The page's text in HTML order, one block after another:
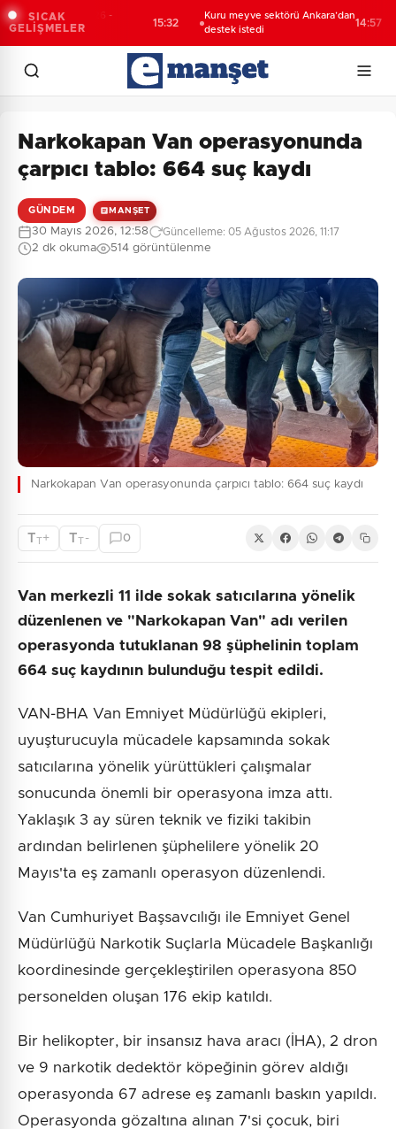
SICAK
GELİŞMELER
Yaz Okulu 2026 -
Koleji
15:32
Kuru meyve sektörü Ankara’dan
destek istedi
14:57
Narkokapan Van operasyonunda
çarpıcı tablo: 664 suç kaydı
GÜNDEM MANŞET
30 Mayıs 2026, 12:58 Güncelleme: 05 Ağustos 2026, 11:17
2 dk okuma 514 görüntülenme
Narkokapan Van operasyonunda çarpıcı tablo: 664 suç kaydı
TT+ TT - 0
Van merkezli 11 ilde sokak satıcılarına yönelik
düzenlenen ve "Narkokapan Van" adı verilen
operasyonda tutuklanan 98 şüphelinin toplam
664 suç kaydının bulunduğu tespit edildi.
VAN-BHA Van Emniyet Müdürlüğü ekipleri,
uyuşturucuyla mücadele kapsamında sokak
satıcılarına yönelik yürüttükleri çalışmalar
sonucunda önemli bir operasyona imza attı.
Yaklaşık 3 ay süren teknik ve fiziki takibin
ardından belirlenen şüphelilere yönelik 20
Mayıs'ta eş zamanlı operasyon düzenlendi.
Van Cumhuriyet Başsavcılığı ile Emniyet Genel
Müdürlüğü Narkotik Suçlarla Mücadele Başkanlığı
koordinesinde gerçekleştirilen operasyona 850
personelden oluşan 176 ekip katıldı.
Bir helikopter, bir insansız hava aracı (İHA), 2 dron
ve 9 narkotik dedektör köpeğinin görev aldığı
operasyonda 67 adrese eş zamanlı baskın yapıldı.
Operasyonda gözaltına alınan 7'si çocuk, biri